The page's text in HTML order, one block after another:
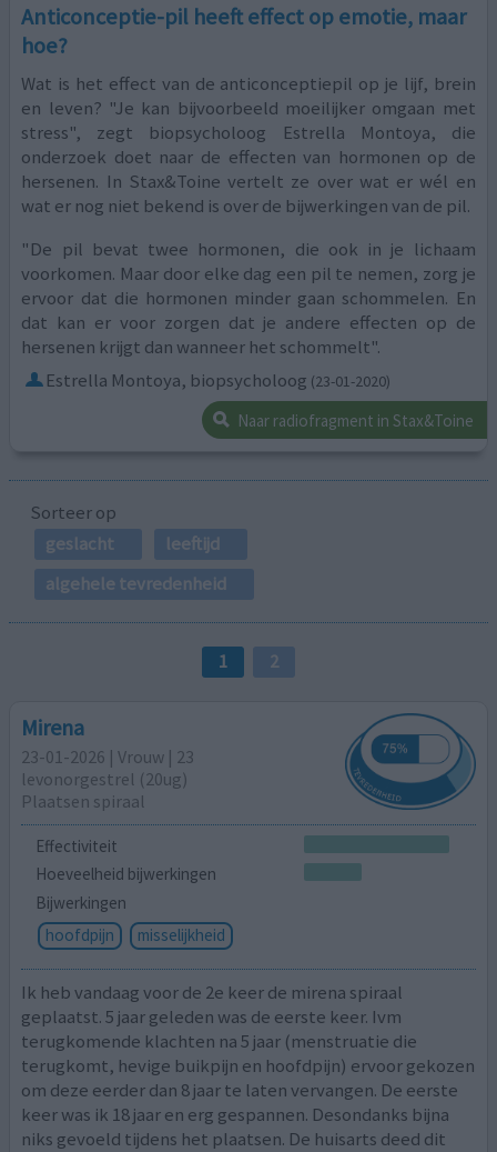
Anticonceptie-pil heeft effect op emotie, maar
hoe?
Wat is het effect van de anticonceptiepil op je lijf, brein
en leven? "Je kan bijvoorbeeld moeilijker omgaan met
stress", zegt biopsycholoog Estrella Montoya, die
onderzoek doet naar de effecten van hormonen op de
hersenen. In Stax&Toine vertelt ze over wat er wél en
wat er nog niet bekend is over de bijwerkingen van de pil.
"De pil bevat twee hormonen, die ook in je lichaam
voorkomen. Maar door elke dag een pil te nemen, zorg je
ervoor dat die hormonen minder gaan schommelen. En
dat kan er voor zorgen dat je andere effecten op de
hersenen krijgt dan wanneer het schommelt".
Estrella Montoya, biopsycholoog (23-01-2020)
Naar radiofragment in Stax&Toine
Sorteer op
geslacht
leeftijd
algehele tevredenheid
1 2
Mirena
23-01-2026 | Vrouw | 23
levonorgestrel (20ug)
Plaatsen spiraal
Effectiviteit
Hoeveelheid bijwerkingen
Bijwerkingen
hoofdpijn
misselijkheid
Ik heb vandaag voor de 2e keer de mirena spiraal
geplaatst. 5 jaar geleden was de eerste keer. Ivm
terugkomende klachten na 5 jaar (menstruatie die
terugkomt, hevige buikpijn en hoofdpijn) ervoor gekozen
om deze eerder dan 8 jaar te laten vervangen. De eerste
keer was ik 18 jaar en erg gespannen. Desondanks bijna
niks gevoeld tijdens het plaatsen. De huisarts deed dit